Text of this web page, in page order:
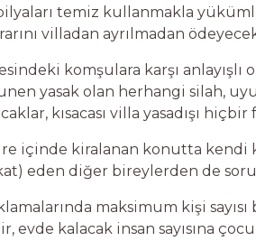
temiz kullanmakla
villadan ayrılmadan
komşulara karşı
yasak olan herhangi silah,
kısacası villa yasadışı
içinde kiralanan konutta
eden diğer bireylerden de
maksimum kişi
evde kalacak insan sayısına